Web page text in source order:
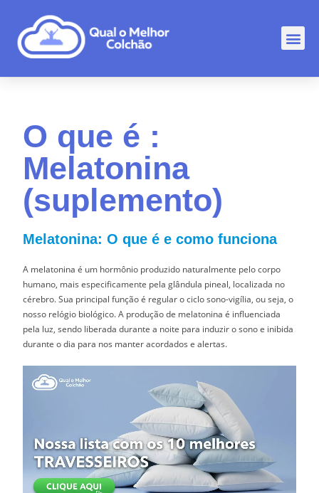
O que é :
Melatonina
(suplemento)
Melatonina: O que é e como funciona
A melatonina é um hormônio produzido naturalmente pelo corpo
humano, mais especificamente pela glândula pineal, localizada no
cérebro. Sua principal função é regular o ciclo sono-vigília, ou seja, o
nosso relógio biológico. A produção de melatonina é influenciada
pela luz, sendo liberada durante a noite para induzir o sono e inibida
durante o dia para nos manter acordados e alertas.